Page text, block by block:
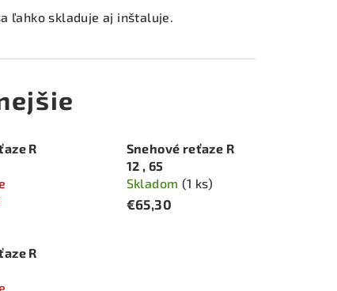
ľahko skladuje aj inštaluje.
R
Snehové reťaze R
12 , 65
Skladom (1 ks)
€65,30
R